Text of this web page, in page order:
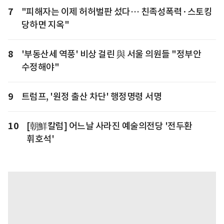
7
"피해자는 이제 허허벌판 섰다… 친족성폭력·스토킹
당하면 지옥"
8
'부동산세 역풍' 비상 걸린 與 서울 의원들 "정부안
수정해야"
9 트럼프, '원정 출산 차단' 행정명령 서명
10
[朝鮮칼럼] 어느날 사라진 예술의전당 '전두환
휘호석'